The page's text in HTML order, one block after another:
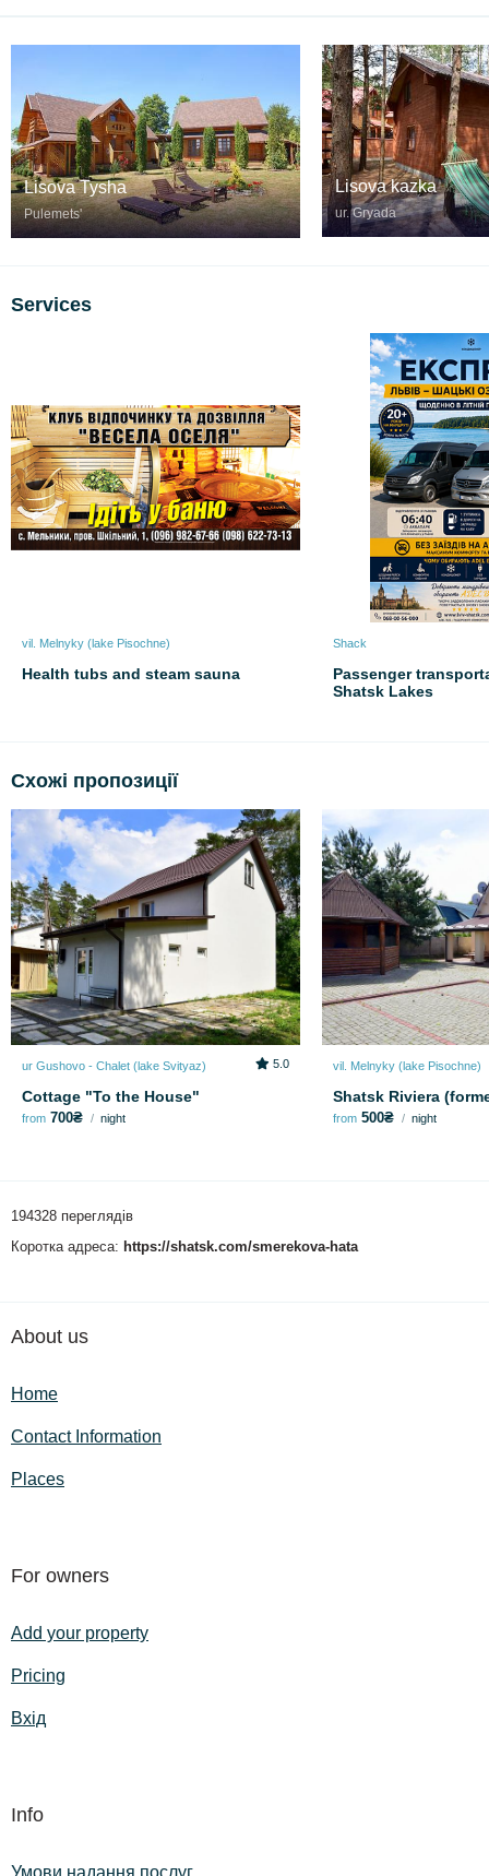
Lisova Tysha
Pulemetsʹ
Lisova kazka
ur. Gryada
Services
vil. Melnyky (lake Pіsochne)
Health tubs and steam sauna
Shack
Passenger
Shatsk Lakes
Схожі пропозиції
ur Gushovo - Chalet (lake Svіtyaz) 5.0
Cottage "To the House"
from 700₴ night
vil. Melnyky (lake Pіsochne)
Shatsk Riviera
from 500₴ night
194328 переглядів
Коротка адреса: https://shatsk.com/smerekova-hata
About us
Home
Contact Information
Places
For owners
Add your property
Pricing
Вхід
Info
Умови надання послуг